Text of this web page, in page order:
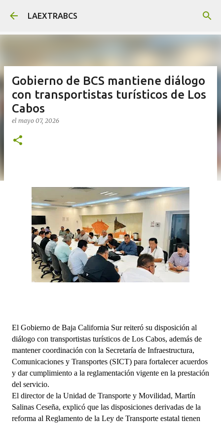
Ir al contenido principal
LAEXTRABCS
Gobierno de BCS mantiene diálogo
con transportistas turísticos de Los
Cabos
el mayo 07, 2026
El Gobierno de Baja California Sur reiteró su disposición al
diálogo con transportistas turísticos de Los Cabos, además de
mantener coordinación con la Secretaría de Infraestructura,
Comunicaciones y Transportes (SICT) para fortalecer acuerdos
y dar cumplimiento a la reglamentación vigente en la prestación
del servicio.
El director de la Unidad de Transporte y Movilidad, Martín
Salinas Ceseña, explicó que las disposiciones derivadas de la
reforma al Reglamento de la Ley de Transporte estatal tienen